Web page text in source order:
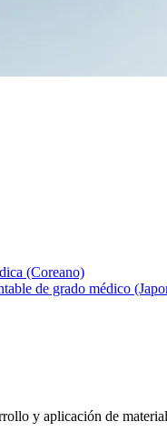
(Coreano)
de grado médico
y aplicación de